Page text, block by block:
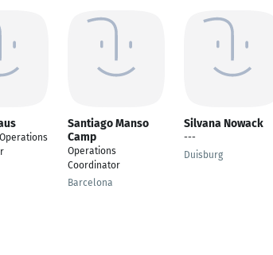
Santiago Manso
Camp
Operations
Coordinator
Barcelona
Silvana Nowack
---
Duisburg